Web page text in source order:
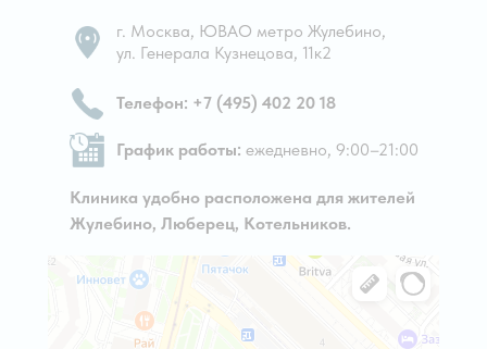
Телефон: +7 (495) 402 20 18
г. Москва, ЮВАО метро Жулебино,
ул. Генерала Кузнецова, 11к2
График работы: ежедневно, 9:00–21:00
Клиника удобно расположена для жителей
Жулебино, Люберец, Котельников.